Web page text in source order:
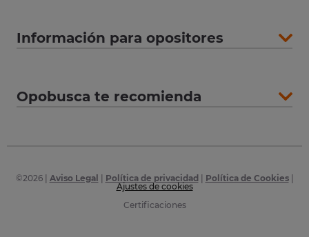
Información para opositores
Opobusca te recomienda
©2026| Aviso Legal Política de privacidad Política de Cookies|
Ajustes de cookies
Certificaciones